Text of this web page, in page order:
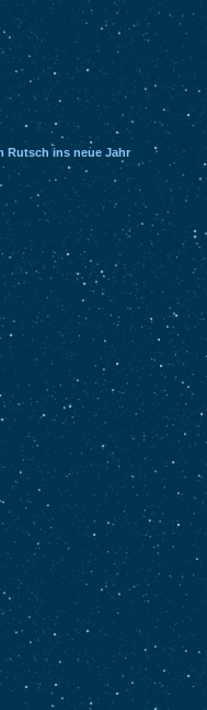
Rutsch ins neue Jahr